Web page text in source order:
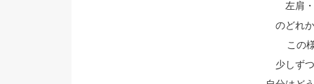
左肩
のどれ
この
少しず